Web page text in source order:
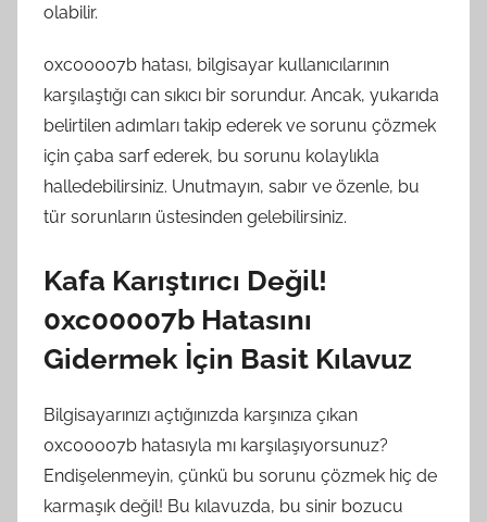
olabilir.
0xc00007b hatası, bilgisayar kullanıcılarının
karşılaştığı can sıkıcı bir sorundur. Ancak, yukarıda
belirtilen adımları takip ederek ve sorunu çözmek
için çaba sarf ederek, bu sorunu kolaylıkla
halledebilirsiniz. Unutmayın, sabır ve özenle, bu
tür sorunların üstesinden gelebilirsiniz.
Kafa Karıştırıcı Değil!
0xc00007b Hatasını
Gidermek İçin Basit Kılavuz
Bilgisayarınızı açtığınızda karşınıza çıkan
0xc00007b hatasıyla mı karşılaşıyorsunuz?
Endişelenmeyin, çünkü bu sorunu çözmek hiç de
karmaşık değil! Bu kılavuzda, bu sinir bozucu